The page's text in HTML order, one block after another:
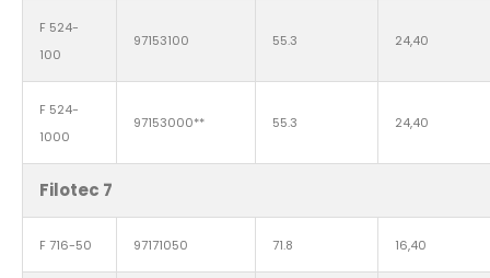
F 524-
100
97153100 55.3 24,40
F 524-
1000
97153000** 55.3 24,40
Filotec 7
F 716-50 97171050 71.8 16,40